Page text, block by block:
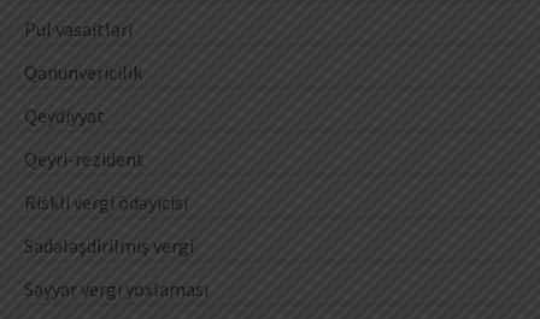
Pul vəsaitləri
Qanunvericilik
Qeydiyyat
Qeyri-rezident
Riskli vergi ödəyicisi
Sadələşdirilmiş vergi
Səyyar vergi yoxlaması